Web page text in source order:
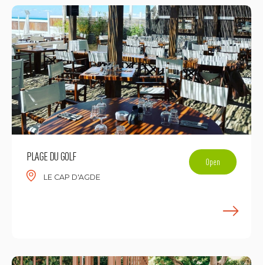
PLAGE DU GOLF
LE CAP D'AGDE
Open